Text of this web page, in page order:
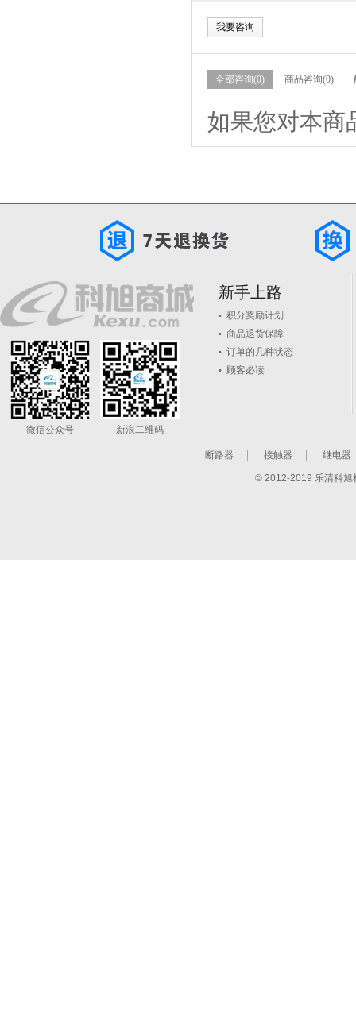
我要咨询
全部咨询(0) 商品咨询(0)
如果您对本商
微信公众号 新浪二维码
新手上路
积分奖励计划
商品退货保障
订单的几种状态
顾客必读
断路器 接触器 继电器
© 2012-2019 乐清科旭